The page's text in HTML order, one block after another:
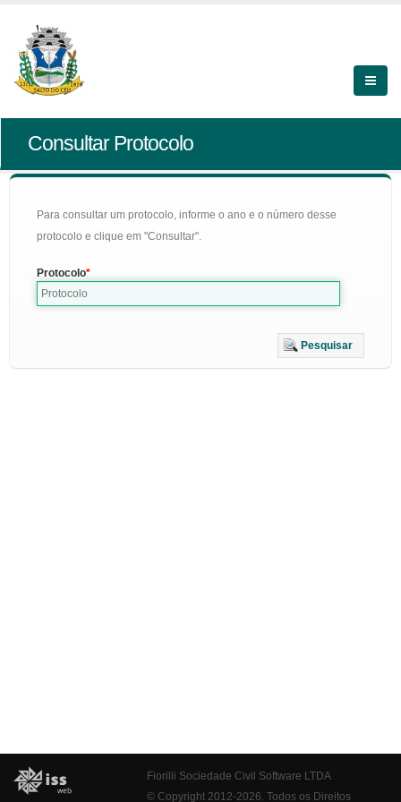
Consultar Protocolo
Para consultar um protocolo, informe o ano e o número desse
protocolo e clique em "Consultar".
Protocolo
Pesquisar
Fiorilli Sociedade Civil Software LTDA
© Copyright 2012-2026. Todos os Direitos